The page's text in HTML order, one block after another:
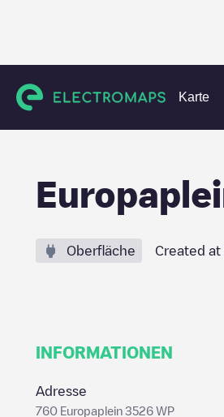
Karte
Charging stations Niederlande
Oberfläche Created at
INFORMATIONEN
Adresse
760 Europaplein 3526 WP